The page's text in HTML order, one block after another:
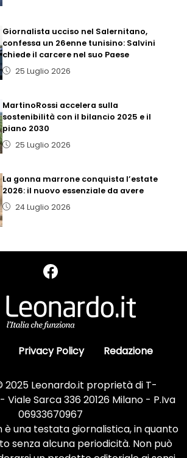
Giornalista ucciso nel Salernitano,
confessa un 26enne tunisino: Salvini
chiede il carcere nel suo Paese
25 Luglio 2026
MartinoRossi accelera sulla
sostenibilità con il bilancio 2025 e il
piano 2030
25 Luglio 2026
La gonna marrone conquista l’estate
2026: il nuovo essenziale da avere
24 Luglio 2026
Privacy Policy Redazione
Leonardo.it proprietà di T-
Viale Sarca 336 20126 Milano - P.Iva
06933670967
è una testata giornalistica, in quanto
senza alcuna periodicità. Non può